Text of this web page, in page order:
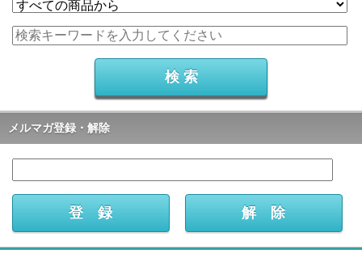
メルマガ登録・解除